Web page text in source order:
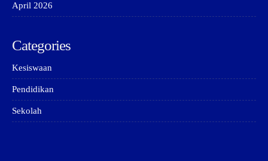
April 2026
Categories
Kesiswaan
Pendidikan
Sekolah